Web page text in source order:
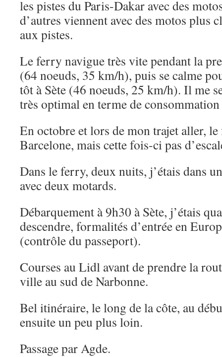
les pistes du Paris-Dakar avec des
d’autres viennent avec des motos plus
aux pistes.
Le ferry navigue très vite pendant la
(64 noeuds, 35 km/h), puis se calme
tôt à Sète (46 noeuds, 25 km/h). Il me
très optimal en terme de consommation
En octobre et lors de mon trajet aller,
Barcelone, mais cette fois-ci pas
Dans le ferry, deux nuits, j’étais dans
avec deux motards.
Débarquement à 9h30 à Sète, j’étais
descendre, formalités d’entrée en
(contrôle du passeport).
Courses au Lidl avant de prendre la
ville au sud de Narbonne.
Bel itinéraire, le long de la côte, au
ensuite un peu plus loin.
Passage par Agde.